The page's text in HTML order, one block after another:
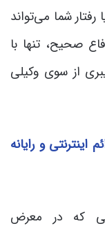
شما می‌تواند
صحیح، تنها با
از سوی وکیلی
اینترنتی و رایانه
که در معرض